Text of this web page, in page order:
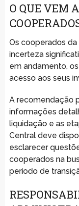
O QUE VEM
Os cooperados
incerteza
em andamento,
acesso aos seus
A recomendação
informações
liquidação e as
Central deve
esclarecer
cooperados na
período de